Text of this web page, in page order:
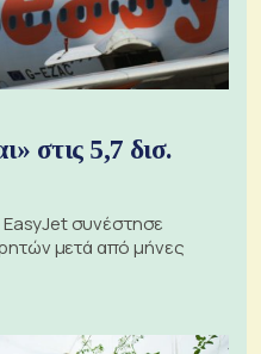
στις 5,7 δισ.
EasyJet συνέστησε
μετά από μήνες